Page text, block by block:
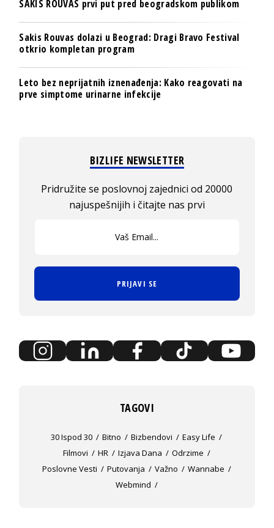
SAKIS ROUVAS prvi put pred beogradskom publikom
Sakis Rouvas dolazi u Beograd: Dragi Bravo Festival
otkrio kompletan program
Leto bez neprijatnih iznenađenja: Kako reagovati na
prve simptome urinarne infekcije
BIZLIFE NEWSLETTER
Pridružite se poslovnoj zajednici od 20000
najuspešnijih i čitajte nas prvi
PRIJAVI SE
TAGOVI
30 Ispod 30 Bitno Bizbendovi
Easy Life
Filmovi
HR Izjava Dana
Odrzime
Poslovne Vesti
Putovanja Važno
Wannabe
Webmind